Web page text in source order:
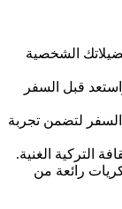
الشخصية
قبل السفر
لتضمن تجربة
التركية الغنية.
رائعة من